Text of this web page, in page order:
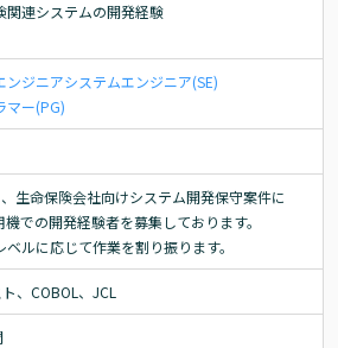
関連システムの開発経験
ンジニアシステムエンジニア(SE)
マー(PG)
生命保険会社向けシステム開発保守案件に
機での開発経験者を募集しております。
ベルに応じて作業を割り振ります。
、COBOL、JCL